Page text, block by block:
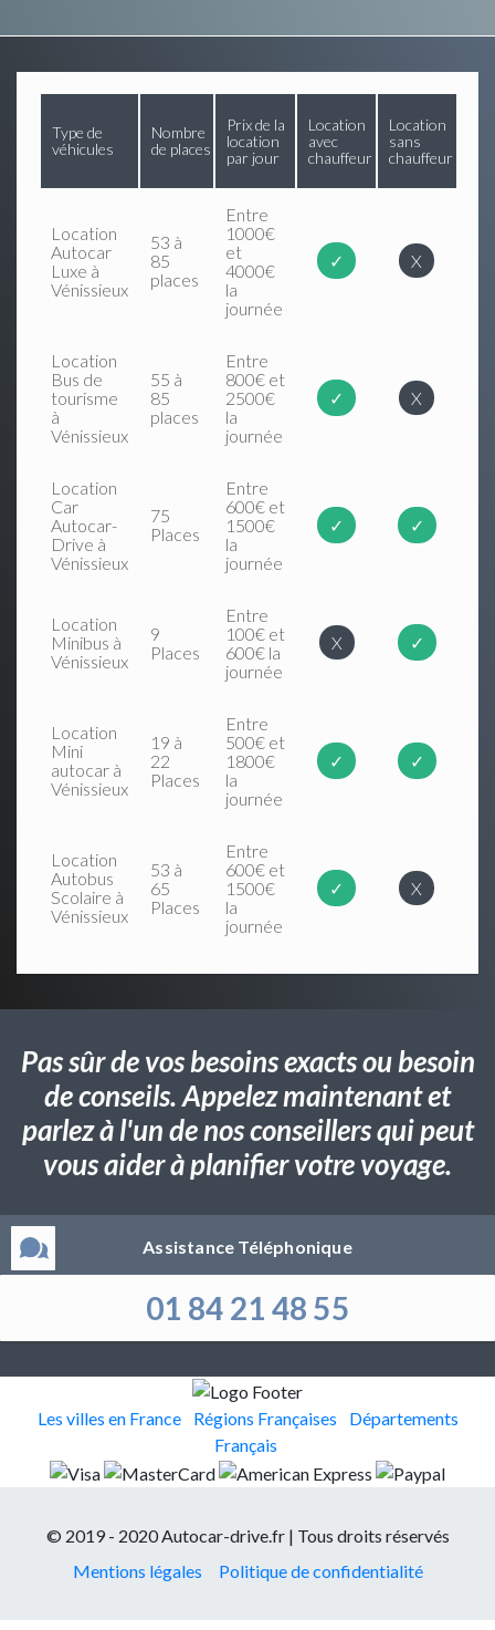
Type de
véhicules
Nombre
de places
Prix de la
location
par jour
Location
avec
chauffeur
Location
sans
chauffeur
Location
Autocar
Luxe à
Vénissieux
53 à
85
places
Entre
1000€
et
4000€
la
journée
✓ X
Location
Bus de
tourisme
à
Vénissieux
55 à
85
places
Entre
800€ et
2500€
la
journée
✓ X
Location
Car
Autocar-
Drive à
Vénissieux
75
Places
Entre
600€ et
1500€
la
journée
✓ ✓
Location
Minibus à
Vénissieux
9
Places
Entre
100€ et
600€ la
journée
X ✓
Location
Mini
autocar à
Vénissieux
19 à
22
Places
Entre
500€ et
1800€
la
journée
✓ ✓
Location
Autobus
Scolaire à
Vénissieux
53 à
65
Places
Entre
600€ et
1500€
la
journée
✓ X
Pas sûr de vos besoins exacts ou besoin
de conseils. Appelez maintenant et
parlez à l'un de nos conseillers qui peut
vous aider à planifier votre voyage.
Assistance Téléphonique
01 84 21 48 55
Les villes en France Régions Françaises
Départements
Français
© 2019 - 2020 Autocar-drive.fr | Tous droits réservés
Mentions légales
Politique de confidentialité